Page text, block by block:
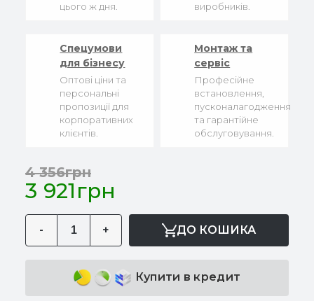
цього ж дня.
виробників.
Спецумови
для бізнесу
Оптові ціни та
персональні
пропозиції для
корпоративних
клієнтів.
Монтаж та
сервіс
Професійне
встановлення,
пусконалагодження
та гарантійне
обслуговування.
3 921грн
4 356грн
- + ДО КОШИКА
Купити в кредит